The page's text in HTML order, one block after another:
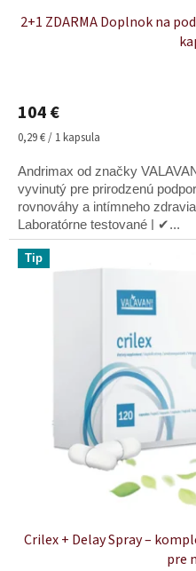
2+1 ZDARMA Doplnok na
produktu
je
5,0
z
hviezdičiek.
104 €
Jednotková
0,29 € / 1 kapsula
Andrimax od značky
vyvinutý pre prirodzenú
rovnováhy a intímneho
Laboratórne testované | ✔...
Tip
Crilex + Delay Spray –
pre